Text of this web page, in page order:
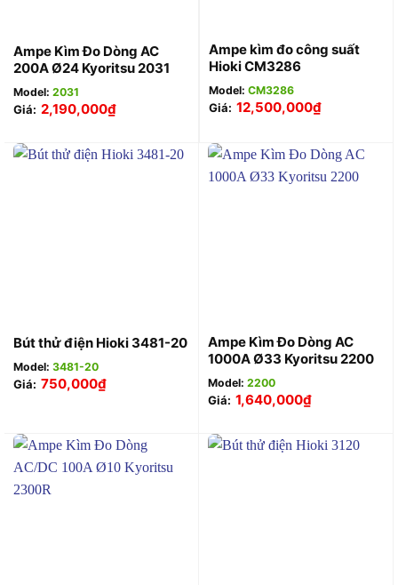
Ampe Kìm Đo Dòng AC
200A Ø24 Kyoritsu 2031
Model: 2031
Giá: 2,190,000₫
Ampe kìm đo công suất
Hioki CM3286
Model: CM3286
Giá: 12,500,000₫
Bút thử điện Hioki 3481-20
Model: 3481-20
Giá: 750,000₫
Ampe Kìm Đo Dòng AC
1000A Ø33 Kyoritsu 2200
Model: 2200
Giá: 1,640,000₫